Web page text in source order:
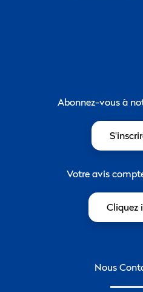
Nous
Abonnez-vous à
Votre avis
Cliquez